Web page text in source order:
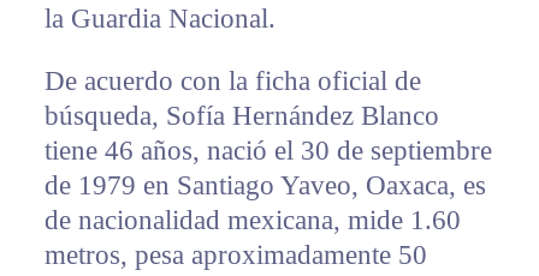
la Guardia Nacional.
De acuerdo con la ficha oficial de
búsqueda, Sofía Hernández Blanco
tiene 46 años, nació el 30 de septiembre
de 1979 en Santiago Yaveo, Oaxaca, es
de nacionalidad mexicana, mide 1.60
metros, pesa aproximadamente 50